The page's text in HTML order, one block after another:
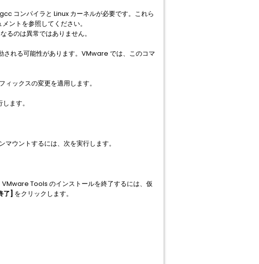
コンパイラと Linux カーネルが必要です。これら
ントを参照してください。
るのは異常ではありません。
される可能性があります。VMware では、このコマ
ックスの変更を適用します。
ます。
ウントするには、次を実行します。
Tools のインストールを終了するには、仮
了] をクリックします。